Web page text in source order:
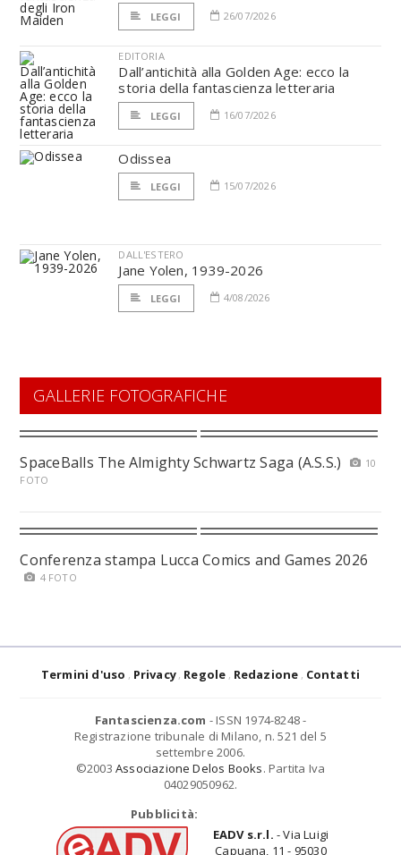
LEGGI 26/07/2026
EDITORIA
Dall’antichità alla Golden Age: ecco la
storia della fantascienza letteraria
LEGGI 16/07/2026
Odissea
LEGGI 15/07/2026
DALL'ESTERO
Jane Yolen, 1939-2026
LEGGI 4/08/2026
GALLERIE FOTOGRAFICHE
SpaceBalls The Almighty Schwartz Saga (A.S.S.)
10
FOTO
Conferenza stampa Lucca Comics and Games 2026
4 FOTO
Termini d'uso Privacy Regole Redazione Contatti
Fantascienza.com - ISSN 1974-8248 -
Registrazione tribunale di Milano, n. 521 del 5
settembre 2006.
©2003 Associazione Delos Books. Partita Iva
04029050962.
Pubblicità:
EADV s.r.l. - Via Luigi
Capuana, 11 - 95030